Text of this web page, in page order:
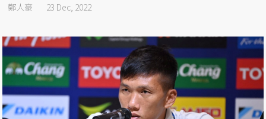
鄭人豪 23 Dec, 2022